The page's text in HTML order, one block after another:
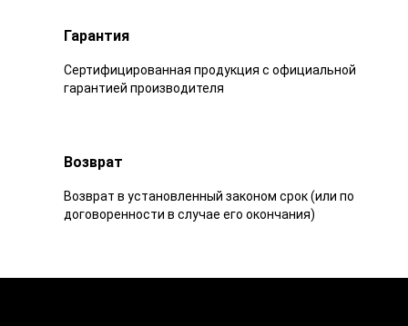
Гарантия
Сертифицированная продукция с официальной
гарантией производителя
Возврат
Возврат в установленный законом срок (или по
договоренности в случае его окончания)